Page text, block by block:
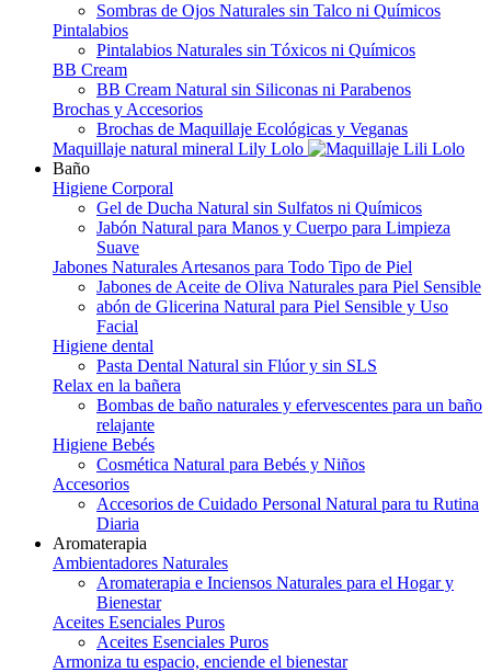
Sombras de Ojos Naturales sin Talco ni Químicos
Pintalabios
Pintalabios Naturales sin Tóxicos ni Químicos
BB Cream
BB Cream Natural sin Siliconas ni Parabenos
Brochas y Accesorios
Brochas de Maquillaje Ecológicas y Veganas
Maquillaje natural mineral Lily Lolo
Baño
Higiene Corporal
Gel de Ducha Natural sin Sulfatos ni Químicos
Jabón Natural para Manos y Cuerpo para Limpieza
Suave
Jabones Naturales Artesanos para Todo Tipo de Piel
Jabones de Aceite de Oliva Naturales para Piel Sensible
abón de Glicerina Natural para Piel Sensible y Uso
Facial
Higiene dental
Pasta Dental Natural sin Flúor y sin SLS
Relax en la bañera
Bombas de baño naturales y efervescentes para un baño
relajante
Higiene Bebés
Cosmética Natural para Bebés y Niños
Accesorios
Accesorios de Cuidado Personal Natural para tu Rutina
Diaria
Aromaterapia
Ambientadores Naturales
Aromaterapia e Inciensos Naturales para el Hogar y
Bienestar
Aceites Esenciales Puros
Aceites Esenciales Puros
Armoniza tu espacio, enciende el bienestar